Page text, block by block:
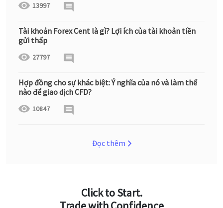
13997
Tài khoản Forex Cent là gì? Lợi ích của tài khoản tiền
gửi thấp
27797
Hợp đồng cho sự khác biệt: Ý nghĩa của nó và làm thế
nào để giao dịch CFD?
10847
Đọc thêm
Click to Start.